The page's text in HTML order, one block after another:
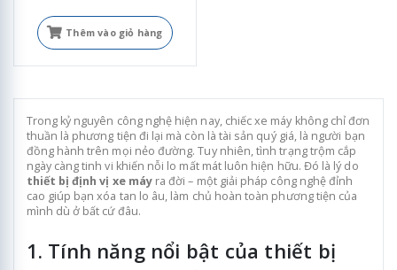
Thêm vào giỏ hàng
Trong kỷ nguyên công nghệ hiện nay, chiếc xe máy không chỉ đơn
thuần là phương tiện đi lại mà còn là tài sản quý giá, là người bạn
đồng hành trên mọi nẻo đường. Tuy nhiên, tình trạng trộm cắp
ngày càng tinh vi khiến nỗi lo mất mát luôn hiện hữu. Đó là lý do
thiết bị định vị xe máyra đời – một giải pháp công nghệ đỉnh
cao giúp bạn xóa tan lo âu, làm chủ hoàn toàn phương tiện của
mình dù ở bất cứ đâu.
1. Tính năng nổi bật của thiết bị